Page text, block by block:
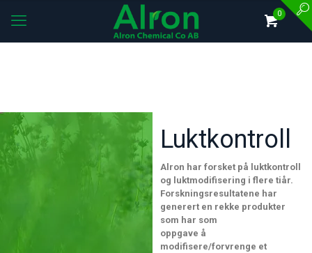
0
Luktkontroll
Alron har forsket på luktkontroll
og luktmodifisering i flere tiår.
Forskningsresultatene har
generert en rekke produkter
som har som
oppgave å
modifisere/forvrenge et